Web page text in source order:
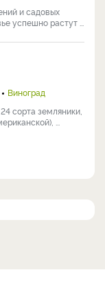
и садовых
успешно растут ...
Виноград
сорта земляники,
...